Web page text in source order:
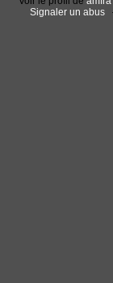
Signaler un abus